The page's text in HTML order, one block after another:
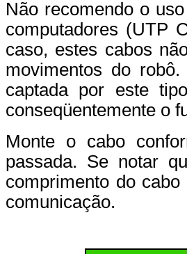
Não recomendo o
computadores (UTP
caso, estes cabos
movimentos do
captada por este
conseqüentemente o
Monte o cabo
passada. Se notar
comprimento do
comunicação.